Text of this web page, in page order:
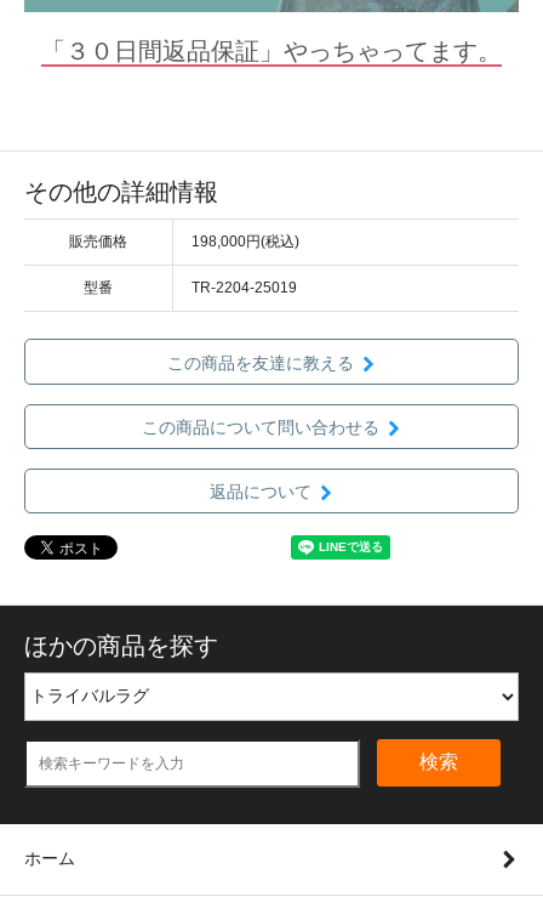
「３０日間返品保証」やっちゃってます。
その他の詳細情報
販売価格 198,000円(税込)
型番 TR-2204-25019
この商品を友達に教える
この商品について問い合わせる
返品について
ほかの商品を探す
検索
ホーム